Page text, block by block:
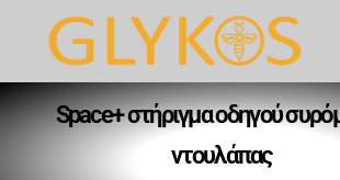
Space+ στήριγμα οδηγού
ντουλάπας